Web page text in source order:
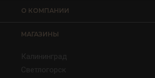
О КОМПАНИИ
МАГАЗИНЫ
Калининград
Светлогорск